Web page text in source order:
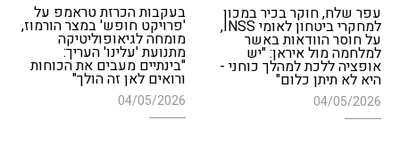
בעקבות הכרזת טראמפ על
'פרויקט חופש' במצר הורמוז,
מומחה לגיאופוליטיקה
מתנועת 'עלינו' העריך:
"בינתיים מעבים את הכוחות
ורואים לאן זה הולך"
04/05/2026
עפר שלח, חוקר בכיר במכון
למחקרי ביטחון לאומי INSS,
על חוסר הוודאות באשר
למלחמה מול איראן: "יש
אופציה ללכת למהלך כוחני -
היא לא תיתן כלום"
04/05/2026